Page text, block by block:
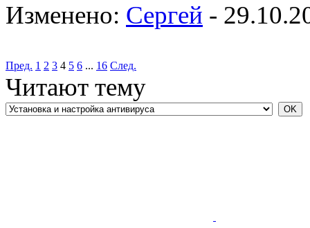
Изменено: Сергей -
Пред. 1 2 3 4 5 6 ... 16 След.
Читают тему